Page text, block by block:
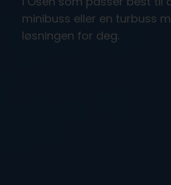
minibuss eller en turbuss
løsningen for deg.